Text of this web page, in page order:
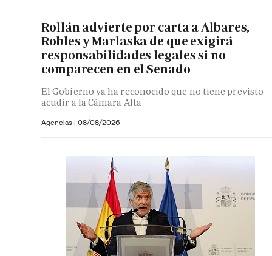
Rollán advierte por carta a Albares,
Robles y Marlaska de que exigirá
responsabilidades legales si no
comparecen en el Senado
El Gobierno ya ha reconocido que no tiene previsto
acudir a la Cámara Alta
Agencias | 08/08/2026